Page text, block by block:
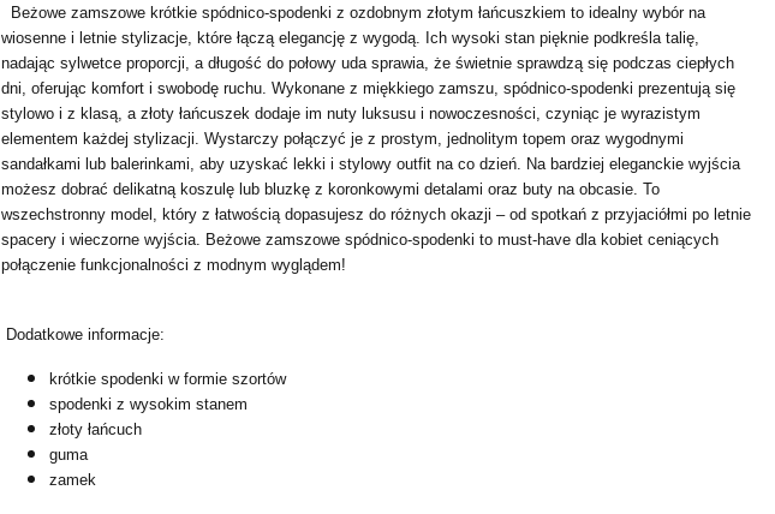
Beżowe zamszowe krótkie spódnico-spodenki z ozdobnym złotym łańcuszkiem to idealny wybór na
wiosenne i letnie stylizacje, które łączą elegancję z wygodą. Ich wysoki stan pięknie podkreśla talię,
nadając sylwetce proporcji, a długość do połowy uda sprawia, że świetnie sprawdzą się podczas ciepłych
dni, oferując komfort i swobodę ruchu. Wykonane z miękkiego zamszu, spódnico-spodenki prezentują się
stylowo i z klasą, a złoty łańcuszek dodaje im nuty luksusu i nowoczesności, czyniąc je wyrazistym
elementem każdej stylizacji. Wystarczy połączyć je z prostym, jednolitym topem oraz wygodnymi
sandałkami lub balerinkami, aby uzyskać lekki i stylowy outfit na co dzień. Na bardziej eleganckie wyjścia
możesz dobrać delikatną koszulę lub bluzkę z koronkowymi detalami oraz buty na obcasie. To
wszechstronny model, który z łatwością dopasujesz do różnych okazji – od spotkań z przyjaciółmi po letnie
spacery i wieczorne wyjścia. Beżowe zamszowe spódnico-spodenki to must-have dla kobiet ceniących
połączenie funkcjonalności z modnym wyglądem!
Dodatkowe informacje:
krótkie spodenki w formie szortów
spodenki z wysokim stanem
złoty łańcuch
guma
zamek